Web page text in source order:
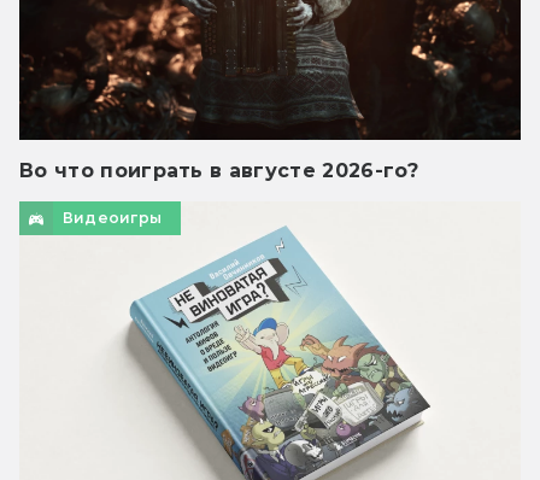
Во что поиграть в августе 2026-го?
Видеоигры